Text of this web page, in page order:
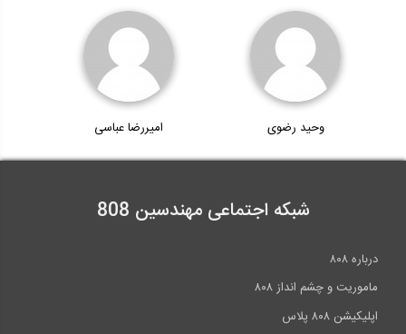
وحید رضوی امیررضا عباسی
شبکه اجتماعی مهندسین 808
درباره ۸۰۸
ماموریت و چشم انداز ۸۰۸
اپلیکیشن ۸۰۸ پلاس